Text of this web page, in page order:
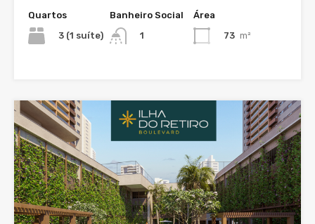
Quartos
3 (1 suíte)
Banheiro Social
1
Área
73 m²